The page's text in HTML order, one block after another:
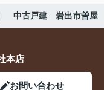
中古戸建 岩出市曽屋
本店
お問い合わせ